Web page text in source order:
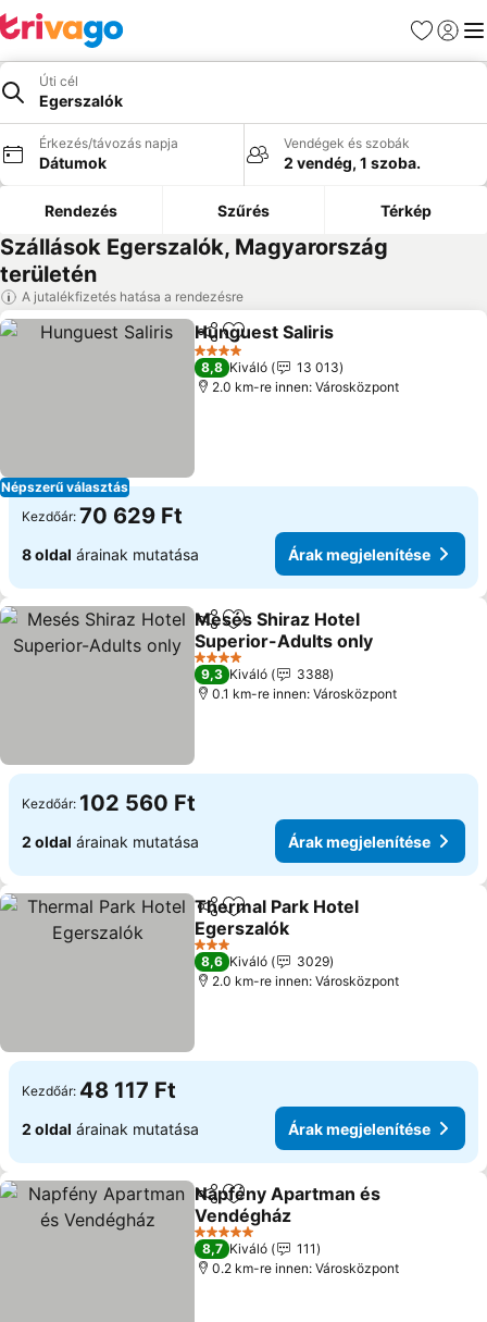
Kedvencek
Úti cél
Egerszalók
Érkezés/távozás napja
Dátumok
Vendégek és szobák
2 vendég, 1 szoba.
Rendezés Szűrés Térkép
Szállások Egerszalók, Magyarország
területén
A jutalékfizetés hatása a rendezésre
Népszerű választás
Megosztás
Hozzáadás a kedvencekhez
Hunguest Saliris
4 Kategória
8,8 Kiváló
13 013
2.0 km-re innen: Városközpont
Kezdőár: 70 629 Ft
8 oldal árainak mutatása Árak megjelenítése
Megosztás
Hozzáadás a kedvencekhez
Mesés Shiraz Hotel
Superior-Adults only
4 Kategória
9,3 Kiváló
3388
0.1 km-re innen: Városközpont
Kezdőár: 102 560 Ft
2 oldal árainak mutatása Árak megjelenítése
Megosztás
Hozzáadás a kedvencekhez
Thermal Park Hotel
Egerszalók
3 Kategória
8,6 Kiváló
3029
2.0 km-re innen: Városközpont
Kezdőár: 48 117 Ft
2 oldal árainak mutatása Árak megjelenítése
Megosztás
Hozzáadás a kedvencekhez
Napfény Apartman és
Vendégház
5 Kategória
8,7 Kiváló
111
0.2 km-re innen: Városközpont